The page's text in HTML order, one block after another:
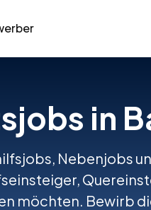
in
Nebenjobs
möchten. Bewirb